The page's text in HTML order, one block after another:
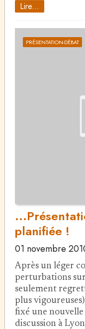
Lire...
PRÉSENTATION-DÉBAT
planifiée !
01 novembre
Après un léger
perturbations
seulement
plus
fixé une
discussion à